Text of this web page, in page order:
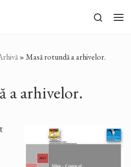
Search
»Masă rotundă a arhivelor.
a arhivelor.